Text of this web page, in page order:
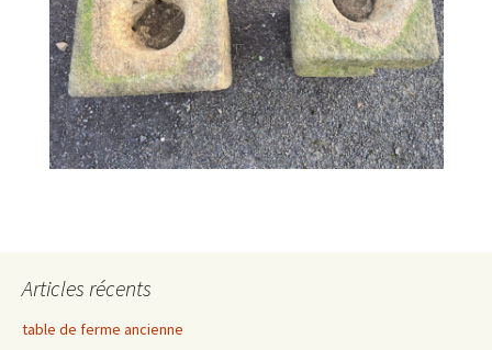
Articles récents
table de ferme ancienne